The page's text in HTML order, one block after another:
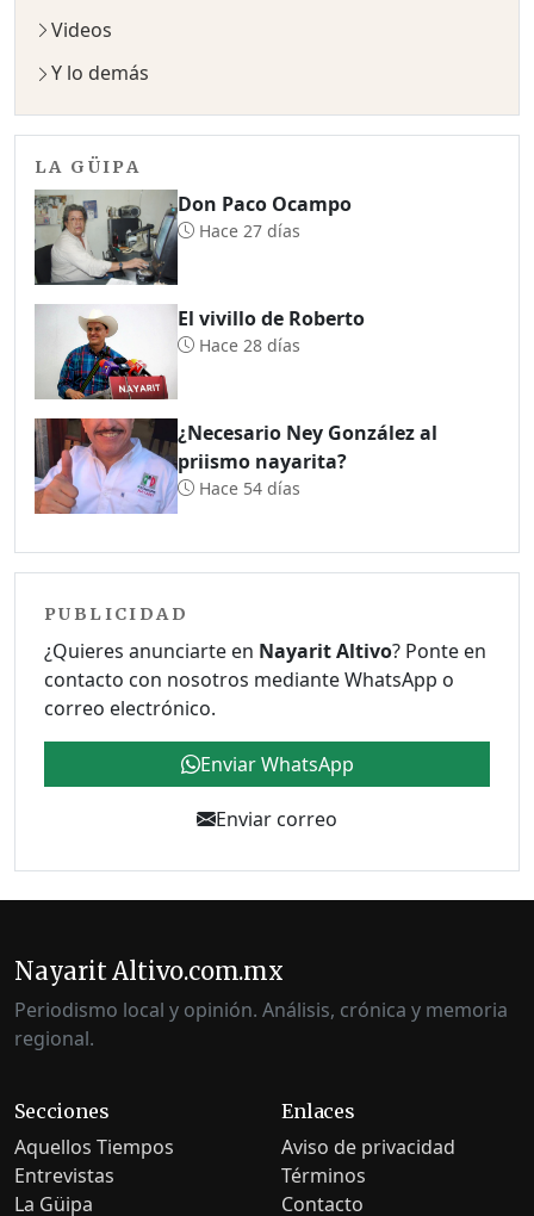
Videos
Y lo demás
LA GÜIPA
Don Paco Ocampo
Hace 27 días
El vivillo de Roberto
Hace 28 días
¿Necesario Ney González al
priismo nayarita?
Hace 54 días
PUBLICIDAD
¿Quieres anunciarte en Nayarit Altivo? Ponte en
contacto con nosotros mediante WhatsApp o
correo electrónico.
Enviar WhatsApp
Enviar correo
Nayarit Altivo.com.mx
Periodismo local y opinión. Análisis, crónica y memoria
regional.
Secciones
Aquellos Tiempos
Entrevistas
La Güipa
Enlaces
Aviso de privacidad
Términos
Contacto